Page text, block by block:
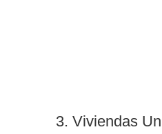
3. Viviendas